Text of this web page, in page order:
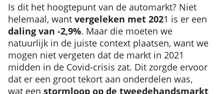
Is dit het hoogtepunt van de automarkt? Niet
helemaal, want vergeleken met 2021 is er een
daling van -2,9%. Maar die moeten we
natuurlijk in de juiste context plaatsen, want we
mogen niet vergeten dat de markt in 2021
midden in de Covid-crisis zat. Dit zorgde ervoor
dat er een groot tekort aan onderdelen was,
wat een stormloop op de tweedehandsmarkt